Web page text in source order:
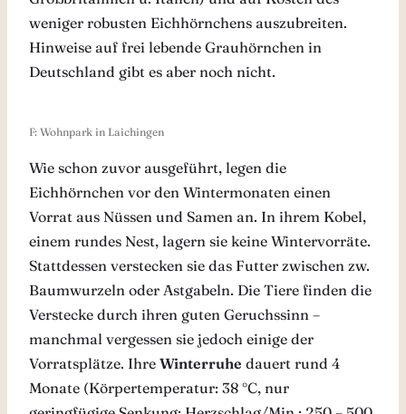
weniger robusten Eichhörnchens auszubreiten.
Hinweise auf frei lebende Grauhörnchen in
Deutschland gibt es aber noch nicht.
F: Wohnpark in Laichingen
Wie schon zuvor ausgeführt, legen die
Eichhörnchen vor den Wintermonaten einen
Vorrat aus Nüssen und Samen an. In ihrem Kobel,
einem rundes Nest, lagern sie keine Wintervorräte.
Stattdessen verstecken sie das Futter zwischen zw.
Baumwurzeln oder Astgabeln. Die Tiere finden die
Verstecke durch ihren guten Geruchssinn –
manchmal vergessen sie jedoch einige der
Vorratsplätze. Ihre Winterruhe dauert rund 4
Monate (Körpertemperatur: 38 °C, nur